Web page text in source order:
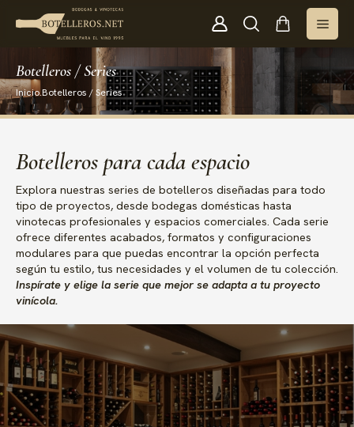
Botelleros / Series
Inicio.Botelleros / Series
Botelleros para cada espacio
Explora nuestras series de botelleros diseñadas para todo
tipo de proyectos, desde bodegas domésticas hasta
vinotecas profesionales y espacios comerciales. Cada serie
ofrece diferentes acabados, formatos y configuraciones
modulares para que puedas encontrar la opción perfecta
según tu estilo, tus necesidades y el volumen de tu colección.
Inspírate y elige la serie que mejor se adapta a tu proyecto
vinícola.